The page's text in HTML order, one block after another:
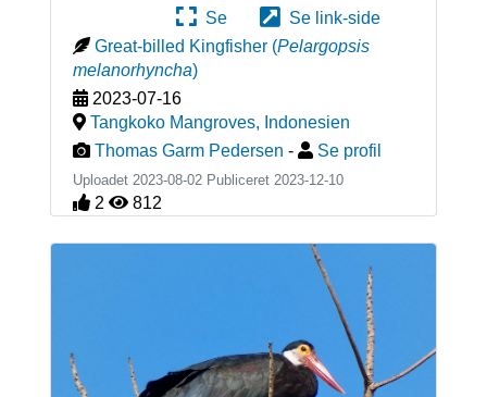
Se
Se link-side
Great-billed Kingfisher (Pelargopsis
melanorhyncha)
2023-07-16
Tangkoko Mangroves, Indonesien
Thomas Garm Pedersen - Se profil
Uploadet 2023-08-02 Publiceret 2023-12-10
2 812